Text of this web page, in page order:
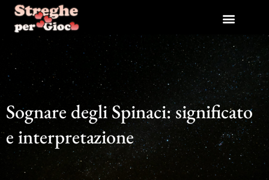
contenuto
Sognare degli Spinaci: significato
e interpretazione